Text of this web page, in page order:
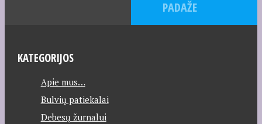
PADAŽE
KATEGORIJOS
Apie mus…
Bulvių patiekalai
Debesų žurnalui